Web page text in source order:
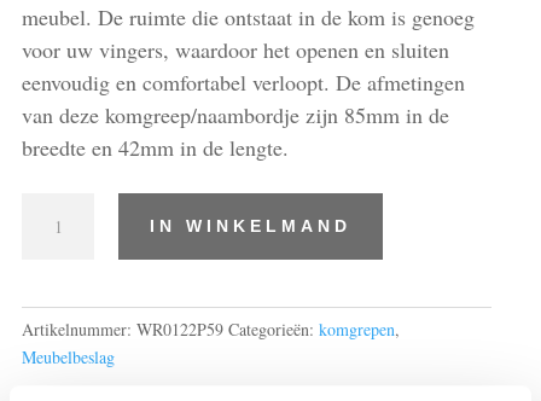
meubel. De ruimte die ontstaat in de kom is genoeg
voor uw vingers, waardoor het openen en sluiten
eenvoudig en comfortabel verloopt. De afmetingen
van deze komgreep/naambordje zijn 85mm in de
breedte en 42mm in de lengte.
IN WINKELMAND
Artikelnummer: WR0122P59 Categorieën: komgrepen,
Meubelbeslag